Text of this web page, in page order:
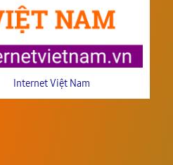
Internet Việt Nam